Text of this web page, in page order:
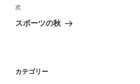
ビ
ゲ
ン
投
稿
次
の
次
スポーツの秋
カテゴリー